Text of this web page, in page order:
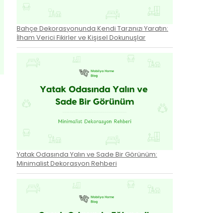
Bahçe Dekorasyonunda Kendi Tarzınızı Yaratın:
İlham Verici Fikirler ve Kişisel Dokunuşlar
Yatak Odasında Yalın ve Sade Bir Görünüm:
Minimalist Dekorasyon Rehberi